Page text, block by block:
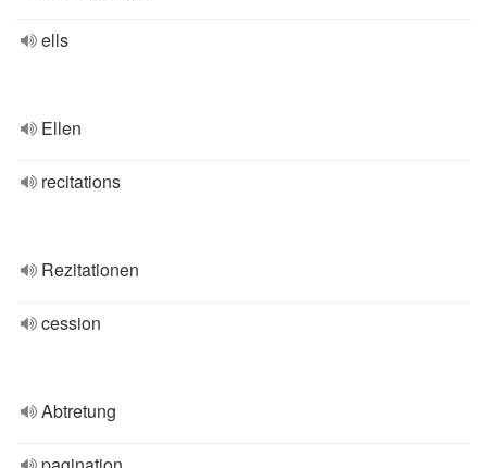
ells
Ellen
recitations
Rezitationen
cession
Abtretung